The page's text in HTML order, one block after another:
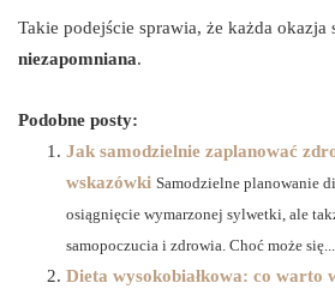
Takie podejście sprawia, że każda okazja
niezapomniana.
Podobne posty:
Jak samodzielnie zaplanować
wskazówki Samodzielne planowanie
osiągnięcie wymarzonej sylwetki, ale
samopoczucia i zdrowia. Choć może się...
Dieta wysokobiałkowa: co warto